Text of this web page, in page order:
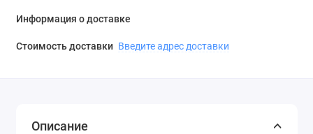
Информация о доставке
Стоимость доставки Введите адрес доставки
Описание